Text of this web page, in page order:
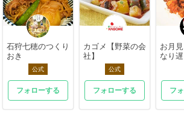
石狩七穂のつくり
おき
公式
フォローする
カゴメ【野菜の会
社】
公式
フォローする
お月
なり
フ